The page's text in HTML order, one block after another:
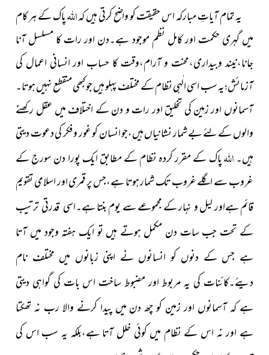
یہ تمام آیاتِ مبارکہ اس حقیقت کو واضح کرتی ہیں کہاللہپاک کے ہر کام
میں گہری حکمت اور کامل نظم موجود ہے۔دن اور رات کا مسلسل آنا
جانا،نیند وبیداری،محنت و آرام،وقت کا حساب اور انسانی اعمال کی
آزمائش؛یہ سب اسی الٰہی نظام کے مختلف پہلو ہیں جو کبھی منقطع نہیں ہوتا۔
آسمانوں اور زمین کی تخلیق اور رات و دن کے اختلاف میں عقل رکھنے
والوں کے لئے بے شمار نشانیاں ہیں،جو انسان کو غور و فکر کی دعوت دیتی
ہیں۔اللہپاک کے مقرر کردہ نظام کے مطابق ایک پورا دن سورج کے
غروب سے اگلے غروب تک شمار ہوتا ہے،جس پر قمری اوراسلامی تقویم
قائم ہےاور لیل و نہار کے مجموعے سے یوم بنتاہے۔اسی قدرتی ترتیب
کے تحت جب سات دن مکمل ہوتے ہیں تو ایک ہفتہ وجود میں آتا
ہے جس کے دنوں کو انسانوں نے اپنی زبانوں میں مختلف نام
دیئے۔کائنات کی یہ مربوط اور مضبوط ساخت اس بات کی گواہی دیتی
ہے کہ آسمانوں اور زمین کو چھ دن میں پیدا کرنے والا رب نہ تھکتا
ہے اور نہ اس کے نظام میں کوئی خلل آتا ہے،بلکہ یہ سب اس کی